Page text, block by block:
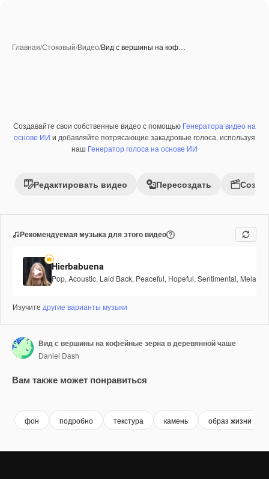
Главная/Стоковый/Видео/Вид с вершины на коф…
Премиум
Создавайте свои собственные видео с помощью Генератора видео на
основе ИИ и добавляйте потрясающие закадровые голоса, используя
наш Генератор голоса на основе ИИ
Редактировать видео Пересоздать
Рекомендуемая музыка для этого видео
Hierbabuena
Pop, Acoustic, Laid Back, Peaceful, Hopeful, Sentimental,
Изучите другие варианты музыки
Вид с вершины на кофейные зерна в деревянной чаше
Daniel Dash
Вам также может понравиться
фон подробно текстура камень образ жизни